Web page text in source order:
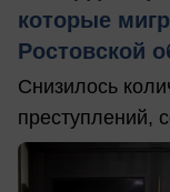
которые
Ростовской
Снизилось
преступлений,